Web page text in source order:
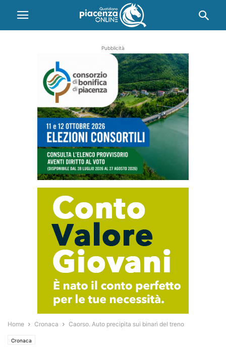
Pubblicità
Home Cronaca Caorso. Auto precipita sui binari del treno
Cronaca